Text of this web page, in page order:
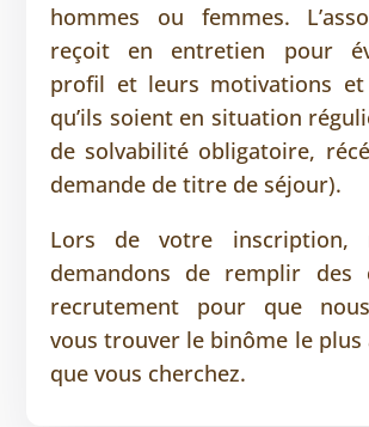
hommes ou femmes.
reçoit en entretien pour
profil et leurs motivations
qu’ils soient en situation
de solvabilité obligatoire,
demande de titre de séjour).
Lors de votre inscription,
demandons de remplir des
recrutement pour que
vous trouver le binôme le plus
que vous cherchez.